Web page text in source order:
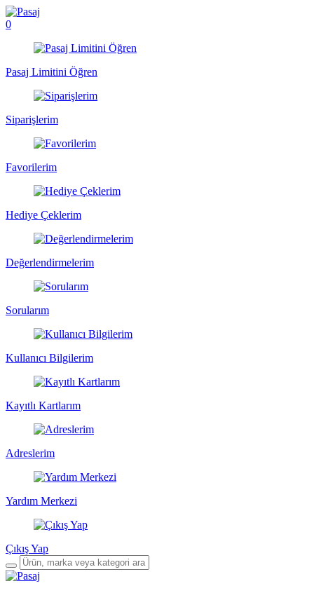
0
Pasaj Limitini Öğren
Siparişlerim
Favorilerim
Hediye Çeklerim
Değerlendirmelerim
Sorularım
Kullanıcı Bilgilerim
Kayıtlı Kartlarım
Adreslerim
Yardım Merkezi
Çıkış Yap